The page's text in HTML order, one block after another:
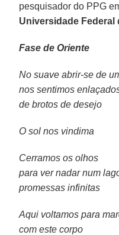
pesquisador do PPG
Universidade Federal
Fase de Oriente
No suave abrir-se de
nos sentimos
de brotos de desejo
O sol nos vindima
Cerramos os olhos
para ver nadar num
promessas infinitas
Aqui voltamos para
com este corpo